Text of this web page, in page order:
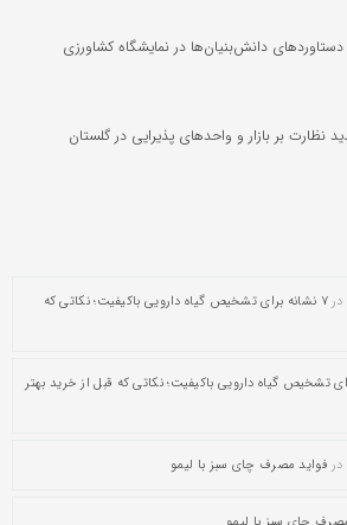
دانش‌بنیان‌ها در نمایشگاه کشاورزی
نظارت بر بازار و واحدهای پذیرایی در گلستان
در
۷ نشانه برای تشخیص گیاه دارویی باکیفیت؛ نکاتی که
تشخیص گیاه دارویی باکیفیت؛ نکاتی که قبل از خرید بهتر
در فواید مصرف چای سبز با لیمو